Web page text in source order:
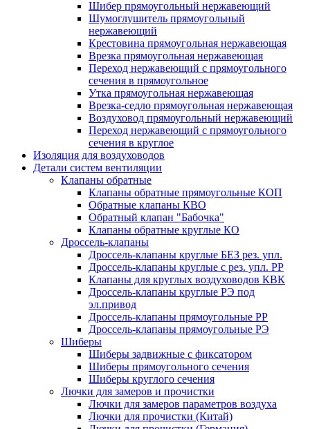
Шибер прямоугольный нержавеющий
Шумоглушитель прямоугольный
нержавеющий
Крестовина прямоугольная нержавеющая
Врезка прямоугольная нержавеющая
Переход нержавеющий с прямоугольного
сечения в прямоугольное
Утка прямоугольная нержавеющая
Врезка-седло прямоугольная нержавеющая
Воздуховод прямоугольный нержавеющий
Переход нержавеющий с прямоугольного
сечения в круглое
Изоляция для воздуховодов
Детали систем вентиляции
Клапаны обратные
Клапаны обратные прямоугольные КОП
Обратные клапаны КВО
Обратный клапан "Бабочка"
Клапаны обратные круглые КО
Дроссель-клапаны
Дроссель-клапаны круглые БЕЗ рез. упл.
Дроссель-клапаны круглые с рез. упл. РР
Клапаны для круглых воздуховодов КВК
Дроссель-клапаны круглые РЭ под
эл.привод
Дроссель-клапаны прямоугольные РР
Дроссель-клапаны прямоугольные РЭ
Шиберы
Шиберы задвижные с фиксатором
Шиберы прямоугольного сечения
Шиберы круглого сечения
Лючки для замеров и прочистки
Лючки для замеров параметров воздуха
Лючки для прочистки (Китай)